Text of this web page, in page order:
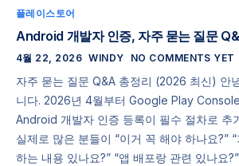
플레이스토어
Android 개발자 인증, 자주 묻는 질문
4월 22, 2026 WINDY NO COMMENTS YET
자주 묻는 질문 Q&A 총정리 (2026 최신) 안
니다. 2026년 4월부터 Google Play
Android 개발자 인증 등록이 필수 절차로 추
실제로 많은 분들이 “이거 꼭 해야 하나요?”
하는 내용 있나요?” “앱 배포랑 관련 있나요